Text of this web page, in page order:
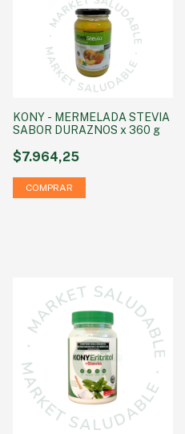
KONY - MERMELADA STEVIA
SABOR DURAZNOS x 360 g
$7.964,25